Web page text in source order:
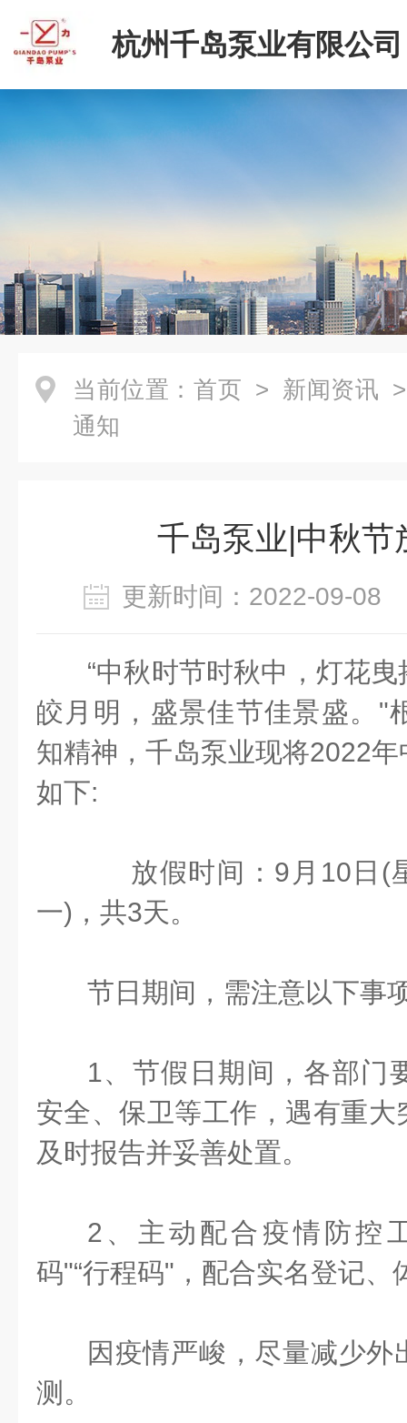
杭州千岛泵业有限公司
当前位置： 首页 > 新闻资讯
通知
千岛泵业|中秋节
更新时间：2022-09-
“中秋时节时秋中，灯花
皎月明，盛景佳节佳景盛。"
知精神，千岛泵业现将2022
如下:
放假时间：9月10日(
一)，共3天。
节日期间，需注意以下事
1、节假日期间，各部门
安全、保卫等工作，遇有重
及时报告并妥善处置。
2、主动配合疫情防控
码"“行程码"，配合实名登记、
因疫情严峻，尽量减少外
测。